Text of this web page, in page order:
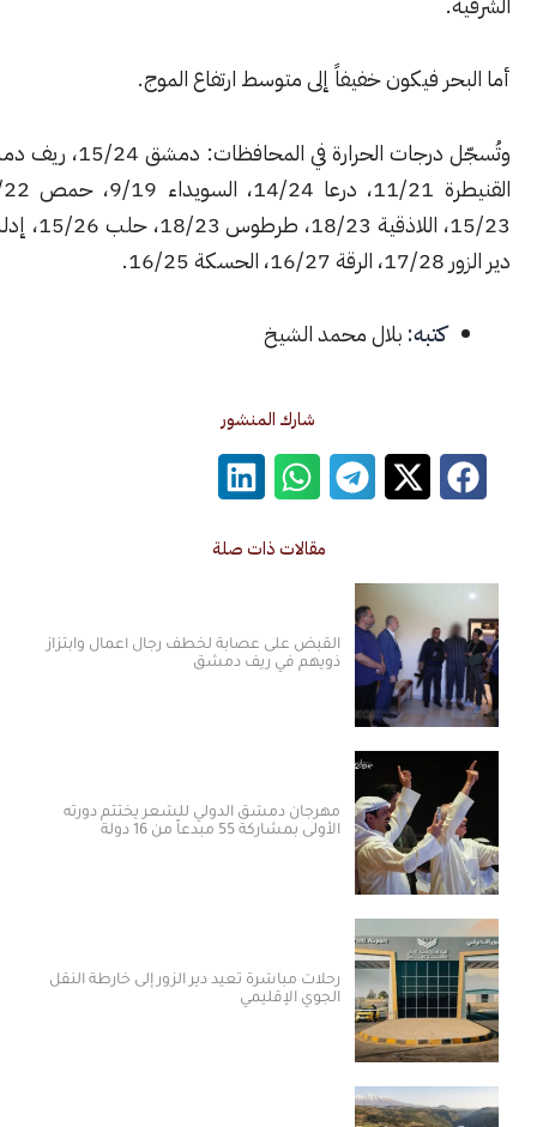
فيكون خفيفاً إلى متوسط ارتفاع الموج.
وتُسجّل درجات الحرارة في المحافظات: دمشق 15/24، ريف دمشق 6/19،
القنيطرة 11/21، درعا 14/24، السويداء 9/19، حمص 14/22، حماة
15/23، اللاذقية 18/23، طرطوس 18/23، حلب 15/26، إدلب 14/24،
بلال محمد الشيخ
شارك المنشور
مقالات ذات صلة
القبض على عصابة لخطف رجال أعمال وابتزاز
ذويهم في ريف دمشق
مهرجان دمشق الدولي للشعر يختتم دورته
الأولى بمشاركة 55 مبدعاً من 16 دولة
رحلات مباشرة تعيد دير الزور إلى خارطة النقل
الجوي الإقليمي